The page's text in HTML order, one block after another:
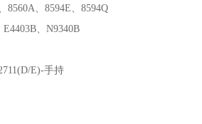
8560A、8594E、8594Q
、N9340B
E)-手持